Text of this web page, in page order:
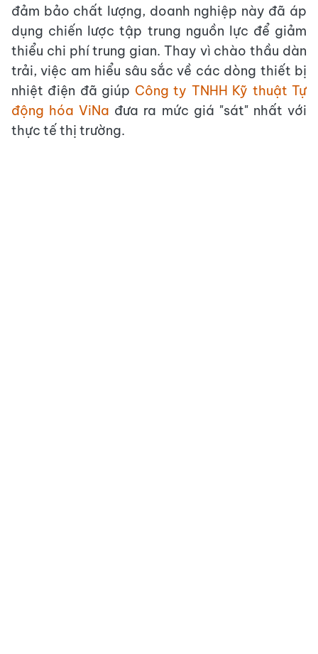
đảm bảo chất lượng, doanh nghiệp này đã áp
dụng chiến lược tập trung nguồn lực để giảm
thiểu chi phí trung gian. Thay vì chào thầu dàn
trải, việc am hiểu sâu sắc về các dòng thiết bị
nhiệt điện đã giúp Công ty TNHH Kỹ thuật Tự
động hóa ViNa đưa ra mức giá "sát" nhất với
thực tế thị trường.